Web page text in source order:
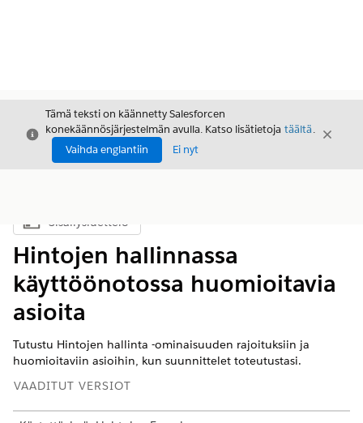
Sulje
Tämä teksti on käännetty Salesforcen
konekäännösjärjestelmän avulla. Katso lisätietoja täältä.
Vaihda englantiin
Ei nyt
Sulje
Näytä sisällysluettelo
Sisällysluettelo
Hintojen hallinnassa
käyttöönotossa huomioitavia
asioita
Tutustu Hintojen hallinta -ominaisuuden rajoituksiin ja
huomioitaviin asioihin, kun suunnittelet toteutustasi.
VAADITUT VERSIOT